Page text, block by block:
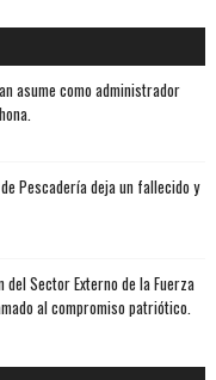
asume como administrador
Pescadería deja un fallecido y
Sector Externo de la Fuerza
al compromiso patriótico.